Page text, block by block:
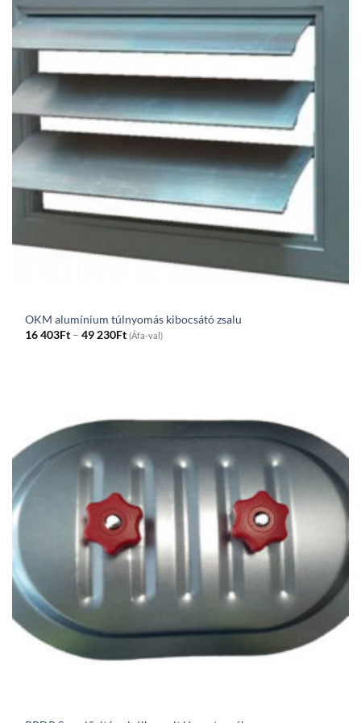
OKM alumínium túlnyomás kibocsátó zsalu
16 403Ft – 49 230FtPrice
range:
(Áfa-val)